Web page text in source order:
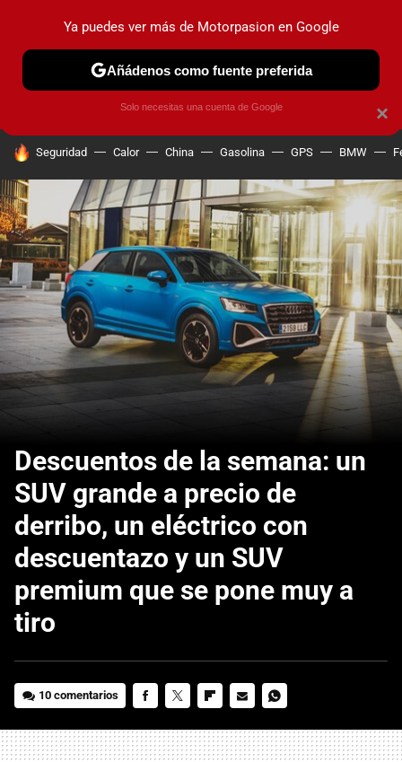
PRUEBAS COCHES ELÉCTRICOS OBSERVATORIO
HOY SE HABLA DE
Seguridad Calor China Gasolina GPS BMW
Descuentos de la semana: un
SUV grande a precio de
derribo, un eléctrico con
descuentazo y un SUV
premium que se pone muy a
tiro
10 comentarios
MAIL
×
Ya puedes ver más de Motorpasion en Google
Añádenos como fuente preferida
Solo necesitas una cuenta de Google